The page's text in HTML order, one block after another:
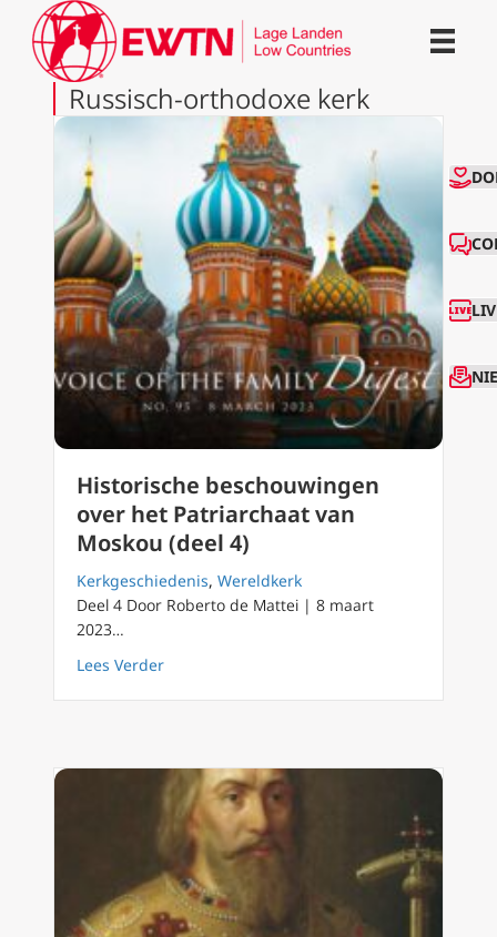
Russisch-orthodoxe kerk
Historische beschouwingen
over het Patriarchaat van
Moskou (deel 4)
Kerkgeschiedenis, Wereldkerk
Deel 4 Door Roberto de Mattei | 8 maart
2023…
Lees Verderabout Historische beschouwingen over het